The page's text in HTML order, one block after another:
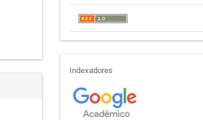
indexadores
Indexadores